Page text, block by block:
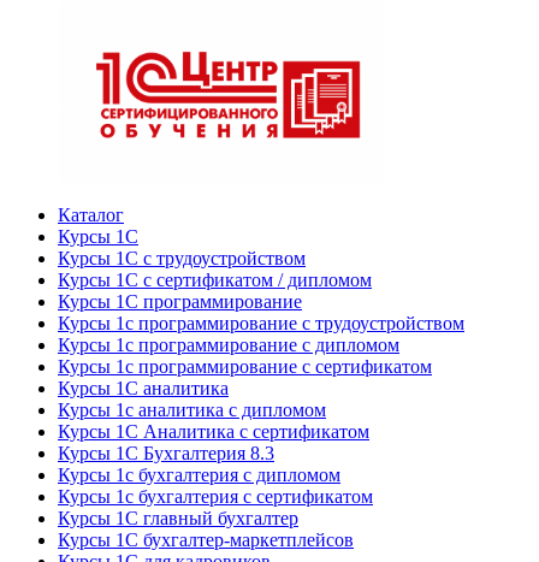
Каталог
Курсы 1С
Курсы 1С с трудоустройством
Курсы 1С с сертификатом / дипломом
Курсы 1С программирование
Курсы 1с программирование с трудоустройством
Курсы 1с программирование с дипломом
Курсы 1с программирование с сертификатом
Курсы 1С аналитика
Курсы 1с аналитика с дипломом
Курсы 1С Аналитика с сертификатом
Курсы 1С Бухгалтерия 8.3
Курсы 1с бухгалтерия с дипломом
Курсы 1с бухгалтерия с сертификатом
Курсы 1С главный бухгалтер
Курсы 1С бухгалтер-маркетплейсов